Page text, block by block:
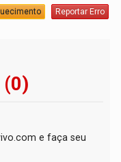
Reportar Erro
(0)
e faça seu